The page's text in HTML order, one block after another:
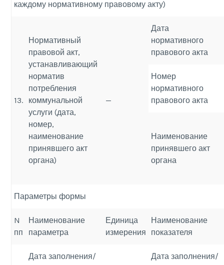
каждому нормативному правовому акту)
13.
Нормативный
правовой акт,
устанавливающий
норматив
потребления
коммунальной
услуги (дата,
номер,
наименование
принявшего акт
органа)
—
Дата
нормативного
правового акта
Номер
нормативного
правового акта
Наименование
принявшего акт
органа
Параметры формы
N
пп
Наименование
параметра
Единица
измерения
Наименование
показателя
Дата заполнения/
Дата заполнения/